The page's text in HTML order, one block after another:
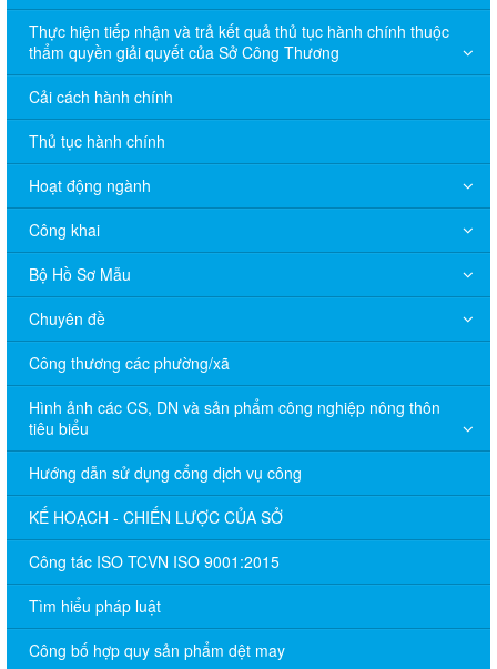
Thực hiện tiếp nhận và trả kết quả thủ tục hành chính thuộc
thẩm quyền giải quyết của Sở Công Thương
Cải cách hành chính
Thủ tục hành chính
Hoạt động ngành
Công khai
Bộ Hồ Sơ Mẫu
Chuyên đề
Công thương các phường/xã
Hình ảnh các CS, DN và sản phẩm công nghiệp nông thôn
tiêu biểu
Hướng dẫn sử dụng cổng dịch vụ công
KẾ HOẠCH - CHIẾN LƯỢC CỦA SỞ
Công tác ISO TCVN ISO 9001:2015
Tìm hiểu pháp luật
Công bố hợp quy sản phẩm dệt may